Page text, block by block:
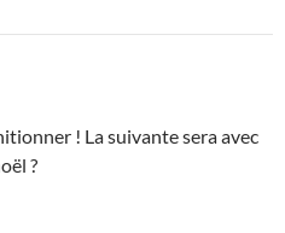
! La suivante sera avec
?